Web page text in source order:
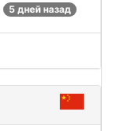
5 дней назад